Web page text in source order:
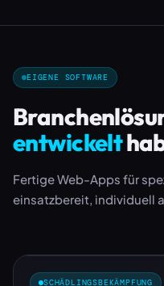
EIGENE SOFTWARE
entwickelt
Fertige Web-Apps für
einsatzbereit, individuell
SCHÄDLINGSBEKÄMPFUNG